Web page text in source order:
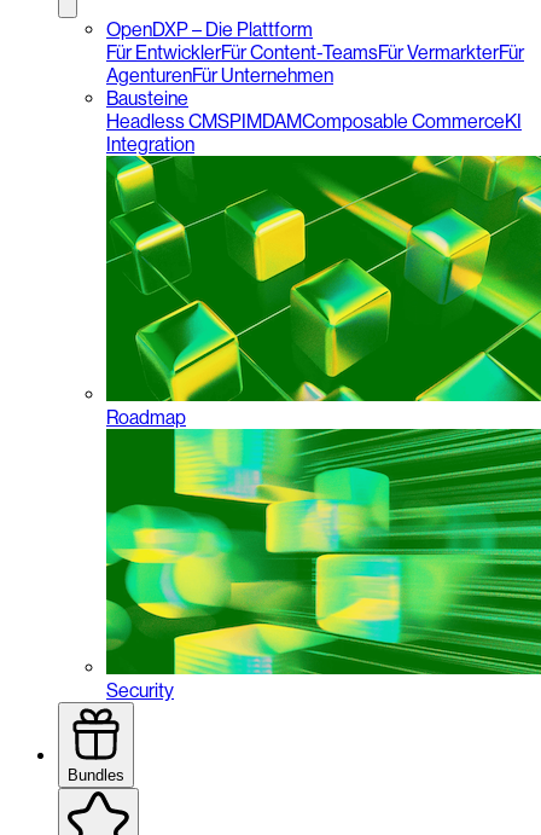
OpenDXP – Die Plattform
Für EntwicklerFür Content-TeamsFür VermarkterFür
AgenturenFür Unternehmen
Bausteine
Headless CMSPIMDAMComposable CommerceKI
Integration
Roadmap
Security
Bundles